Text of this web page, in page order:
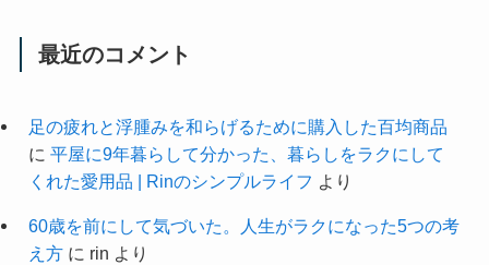
最近のコメント
足の疲れと浮腫みを和らげるために購入した百均商品
に 平屋に9年暮らして分かった、暮らしをラクにして
くれた愛用品 | Rinのシンプルライフ より
60歳を前にして気づいた。人生がラクになった5つの考
え方に rin より